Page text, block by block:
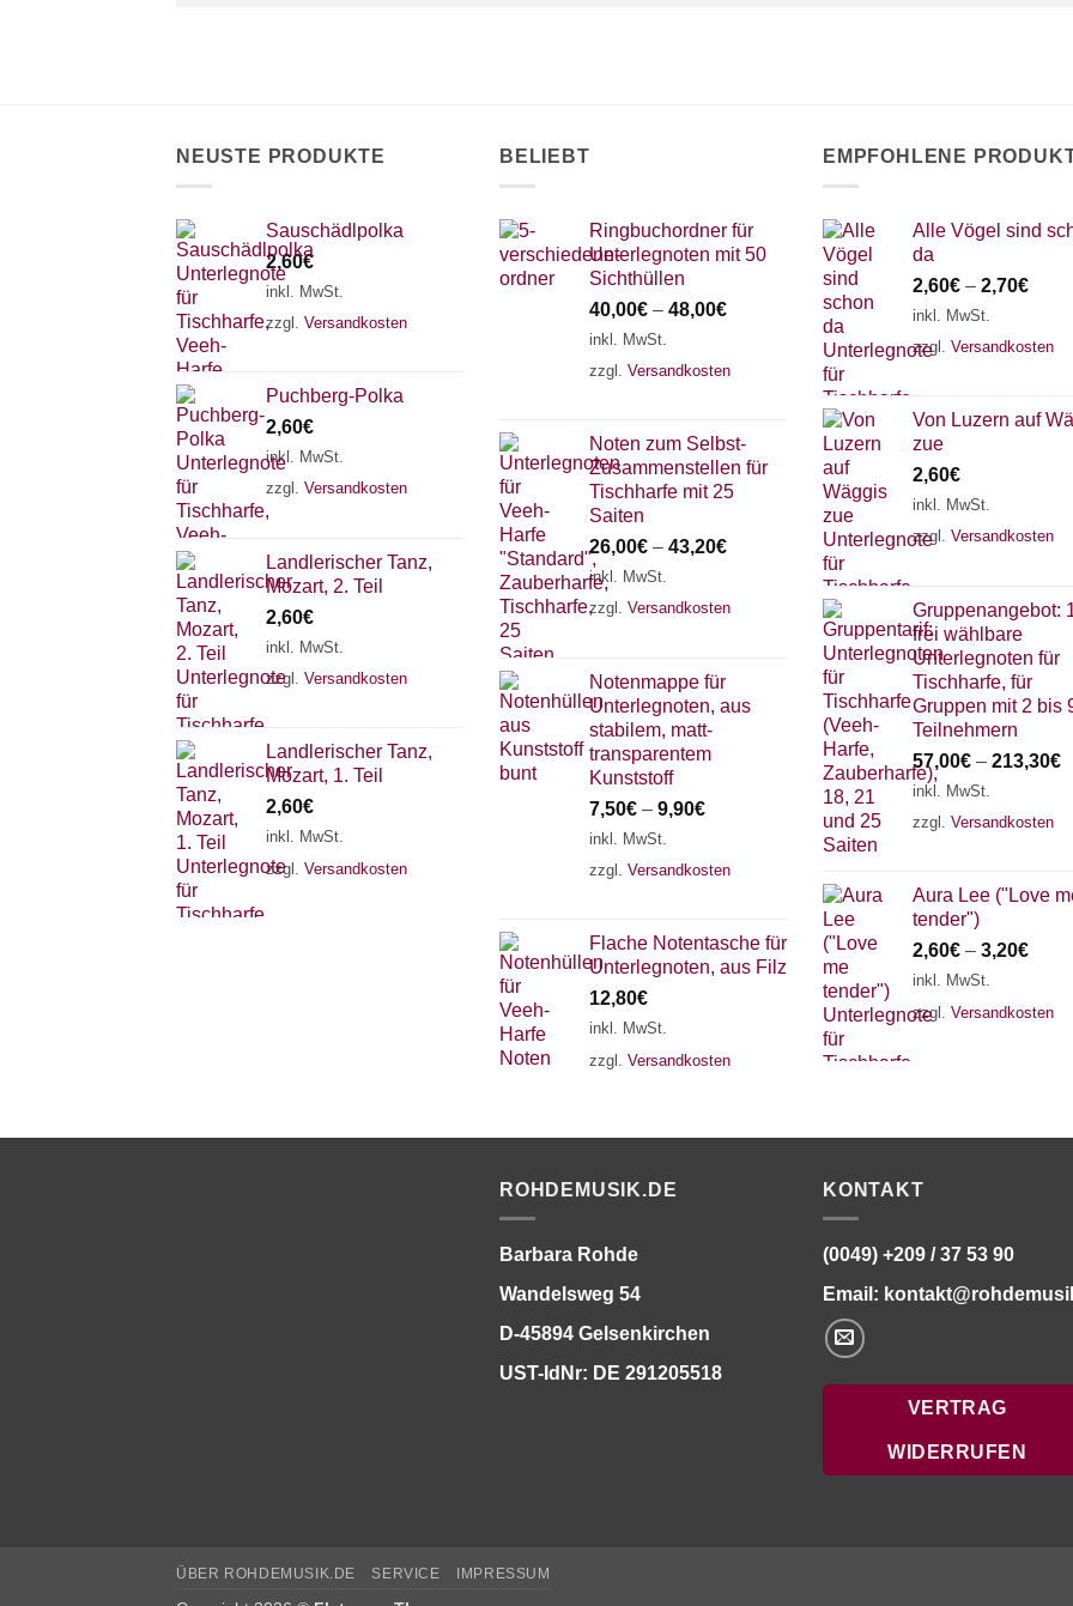
NEUSTE PRODUKTE
Sauschädlpolka
2,60€
inkl. MwSt.
zzgl. Versandkosten
Puchberg-Polka
2,60€
inkl. MwSt.
zzgl. Versandkosten
Landlerischer Tanz,
Mozart, 2. Teil
2,60€
inkl. MwSt.
zzgl. Versandkosten
Landlerischer Tanz,
Mozart, 1. Teil
2,60€
inkl. MwSt.
zzgl. Versandkosten
BELIEBT
Ringbuchordner für
Unterlegnoten mit 50
Sichthüllen
40,00€ – 48,00€
inkl. MwSt.
zzgl. Versandkosten
Noten zum Selbst-
Zusammenstellen für
Tischharfe mit 25
Saiten
26,00€ – 43,20€
inkl. MwSt.
zzgl. Versandkosten
Notenmappe für
Unterlegnoten, aus
stabilem, matt-
transparentem
Kunststoff
7,50€ – 9,90€
inkl. MwSt.
zzgl. Versandkosten
Flache Notentasche für
Unterlegnoten, aus Filz
12,80€
inkl. MwSt.
zzgl. Versandkosten
EMPFOHLENE
Alle Vögel sind
da
2,60€ – 2,70€
inkl. MwSt.
zzgl. Versandkosten
Von Luzern auf
zue
2,60€
inkl. MwSt.
zzgl. Versandkosten
Gruppenangebot:
frei wählbare
Unterlegnoten für
Tischharfe, für
Gruppen mit 2 bis
Teilnehmern
57,00€ – 213,30€
inkl. MwSt.
zzgl. Versandkosten
Aura Lee ("Love
tender")
2,60€ – 3,20€
inkl. MwSt.
zzgl. Versandkosten
ROHDEMUSIK.DE
Barbara Rohde
Wandelsweg 54
D-45894 Gelsenkirchen
UST-IdNr: DE 291205518
KONTAKT
(0049) +209 / 37 53 90
Email:
VERTRAG
WIDERRUFEN
ÜBER ROHDEMUSIK.DE SERVICE IMPRESSUM